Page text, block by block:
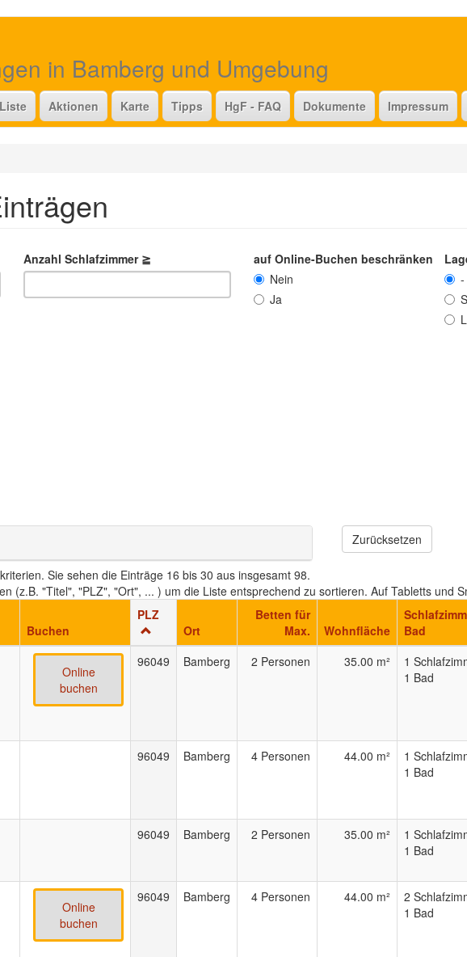
in Bamberg und Umgebung
Aktionen Karte Tipps HgF - FAQ Dokumente Impressum
Anzahl Schlafzimmer ≧
auf Online-Buchen beschränken
Nein
Ja
-
Zurücksetzen
Sie sehen die Einträge 16 bis 30 aus insgesamt 98.
(z.B. "Titel", "PLZ", "Ort", ... ) um die Liste entsprechend zu sortieren. Auf Tabletts und
Buchen
PLZ
Ort
Betten für
Max.
Wohnfläche
Bad
Online
buchen
96049 Bamberg 2 Personen 35.00 m²
1
1 Bad
96049 Bamberg 4 Personen 44.00 m²
1
1 Bad
96049 Bamberg 2 Personen 35.00 m²
1
1 Bad
Online
buchen
96049 Bamberg 4 Personen 44.00 m²
2
1 Bad